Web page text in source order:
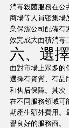
消毒殺菌服務在公
商場等人員密集場
業保潔公司配備有
效完成大面積消毒
六、選
面對市場上眾多的
選擇有資質、有品
和售后保障。其次
在不同服務領域可
期產生額外費用。
譽良好的服務商。